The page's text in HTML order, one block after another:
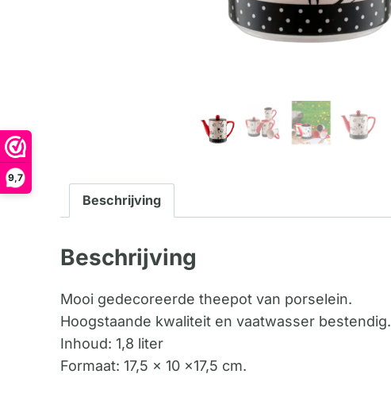
9,7
Beschrijving
Beschrijving
Mooi gedecoreerde theepot van porselein.
Hoogstaande kwaliteit en vaatwasser bestendig.
Inhoud: 1,8 liter
Formaat: 17,5 x 10 x17,5 cm.